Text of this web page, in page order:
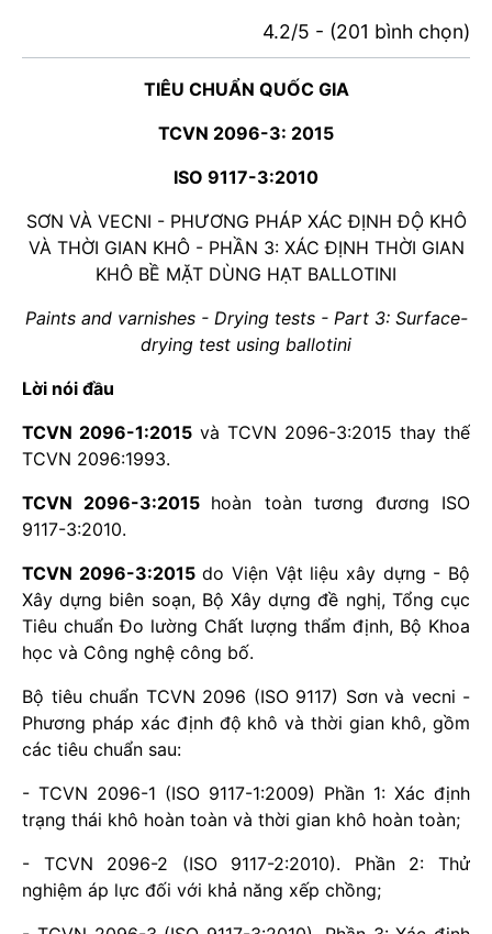
4.2/5 - (201 bình chọn)
TIÊU CHUẨN QUỐC GIA
TCVN 2096-3: 2015
ISO 9117-3:2010
SƠN VÀ VECNI - PHƯƠNG PHÁP XÁC ĐỊNH ĐỘ KHÔ
VÀ THỜI GIAN KHÔ - PHẦN 3: XÁC ĐỊNH THỜI GIAN
KHÔ BỀ MẶT DÙNG HẠT BALLOTINI
Paints and varnishes - Drying tests - Part 3: Surface-
drying test using ballotini
Lời nói đầu
TCVN 2096-1:2015 và TCVN 2096-3:2015 thay thế
TCVN 2096:1993.
TCVN 2096-3:2015 hoàn toàn tương đương ISO
9117-3:2010.
TCVN 2096-3:2015do Viện Vật liệu xây dựng - Bộ
Xây dựng biên soạn, Bộ Xây dựng đề nghị, Tổng cục
Tiêu chuẩn Đo lường Chất lượng thẩm định, Bộ Khoa
học và Công nghệ công bố.
Bộ tiêu chuẩn TCVN 2096 (ISO 9117) Sơn và vecni -
Phương pháp xác định độ khô và thời gian khô, gồm
các tiêu chuẩn sau:
- TCVN 2096-1 (ISO 9117-1:2009) Phần 1: Xác định
trạng thái khô hoàn toàn và thời gian khô hoàn toàn;
- TCVN 2096-2 (ISO 9117-2:2010). Phần 2: Thử
nghiệm áp lực đối với khả năng xếp chồng;